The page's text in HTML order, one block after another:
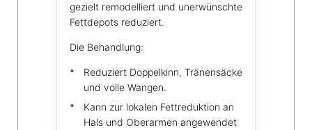
gezielt remodelliert und unerwünschte
Fettdepots reduziert.
Die Behandlung:
Reduziert Doppelkinn, Tränensäcke
und volle Wangen.
Kann zur lokalen Fettreduktion an
Hals und Oberarmen angewendet